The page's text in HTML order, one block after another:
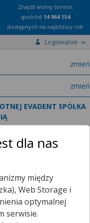
Znajdź wolny termin
spośród 14 964 154
dostępnych na najbliższy rok
Logowanie
zmień
zmień
EVADENT SPÓŁKA
zmień
dla nas
między
Web Storage i
optymalnej
serwisie.